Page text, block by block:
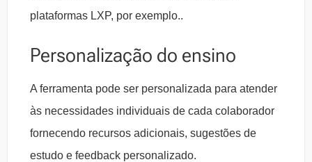
plataformas LXP, por exemplo..
Personalização do ensino
A ferramenta pode ser personalizada para atender
às necessidades individuais de cada colaborador
fornecendo recursos adicionais, sugestões de
estudo e feedback personalizado.